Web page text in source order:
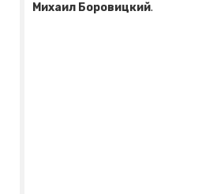
Михаил Боровицкий.